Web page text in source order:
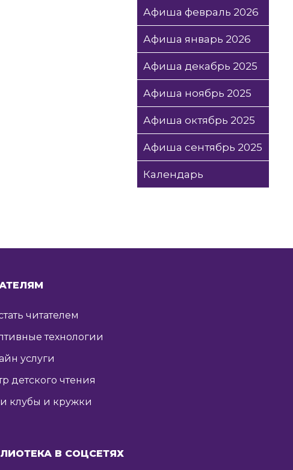
Афиша февраль 2026
Афиша январь 2026
Афиша декабрь 2025
Афиша ноябрь 2025
Афиша октябрь 2025
Афиша сентябрь 2025
Календарь
читателем
технологии
услуги
детского чтения
клубы и кружки
В СОЦСЕТЯХ